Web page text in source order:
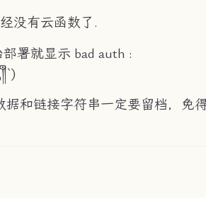
没有云函数了.
署就显示 bad auth :
`)
据和链接字符串一定要留档，免